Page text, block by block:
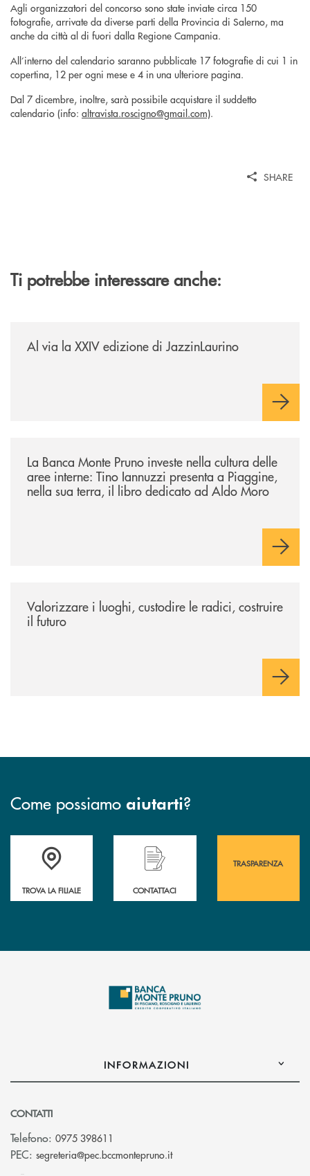
Agli organizzatori del concorso sono state inviate circa 150
fotografie, arrivate da diverse parti della Provincia di Salerno, ma
anche da città al di fuori dalla Regione Campania.
All’interno del calendario saranno pubblicate 17 fotografie di cui 1 in
copertina, 12 per ogni mese e 4 in una ulteriore pagina.
Dal 7 dicembre, inoltre, sarà possibile acquistare il suddetto
calendario (info: altravista.roscigno@gmail.com).
SHARE
Ti potrebbe interessare anche:
Al via la XXIV edizione di JazzinLaurino
La Banca Monte Pruno investe nella cultura delle
aree interne: Tino Iannuzzi presenta a Piaggine,
nella sua terra, il libro dedicato ad Aldo Moro
Valorizzare i luoghi, custodire le radici, costruire
il futuro
Come possiamo aiutarti?
Accedi all' elenco completo&nbsp; delle&nbsp; filiali&nbsp; di Banca
TROVA LA FILIALE
Hai bisogno di assistenza immediata?
CONTATTACI
TRASPARENZA
INFORMAZIONI
CONTATTI
Telefono: 0975 398611
PEC: segreteria@pec.bccmontepruno.it(si apre l’app di posta